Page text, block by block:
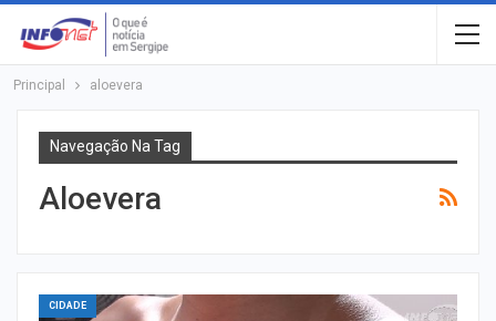
Principal aloevera
Navegação Na Tag
Aloevera
CIDADE